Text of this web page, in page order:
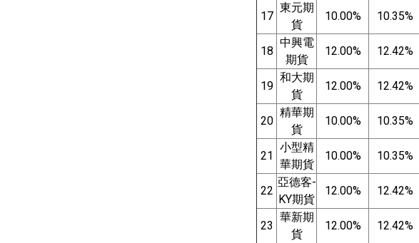
17
東元期
貨
10.00% 10.35%
18
中興電
期貨
12.00% 12.42%
19
和大期
貨
12.00% 12.42%
20
精華期
貨
10.00% 10.35%
21
小型精
華期貨
10.00% 10.35%
22
亞德客-
KY期貨
12.00% 12.42%
23
華新期
貨
12.00% 12.42%